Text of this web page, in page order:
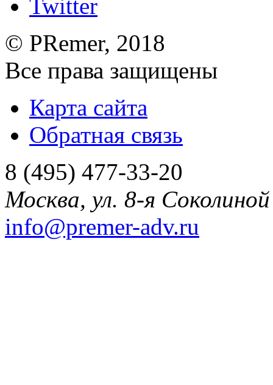
© PRemer, 2018
Все права защищены
Карта сайта
Обратная связь
8 (495) 477-33-20
Москва, ул. 8-я
info@premer-adv.ru